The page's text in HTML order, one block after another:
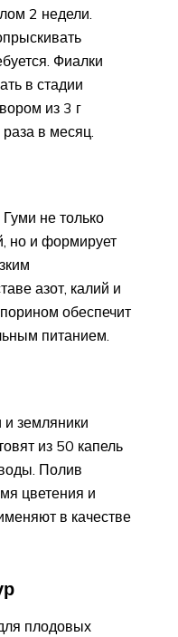
2 недели.
Фиалки
в стадии
из 3 г
в месяц.
не только
но и формирует
азот, калий и
обеспечит
питанием.
и земляники
из 50 капель
Полив
цветения и
в качестве
плодовых